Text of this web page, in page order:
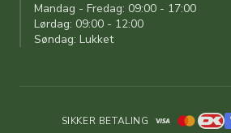
Mandag - Fredag: 09:00 - 17:00
Lørdag: 09:00 - 12:00
Søndag: Lukket
SIKKER BETALING